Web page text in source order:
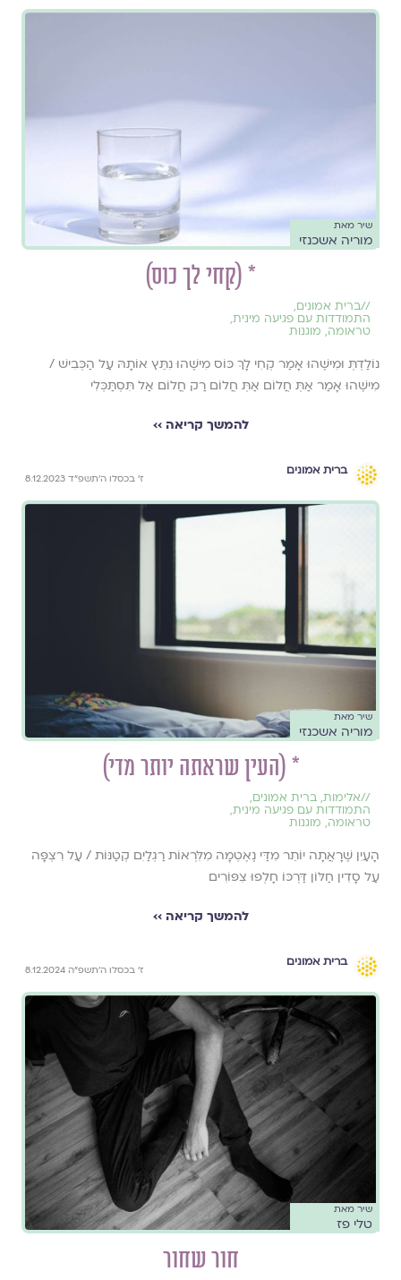
שיר מאת
מוריה אשכנזי
* (קחי לך כוס)
//ברית אמונים,
התמודדות עם פגיעה מינית,
טראומה, מוגנות
נוֹלַדְתְּ וּמִישֶׁהוּ אָמַר קְחִי לָךְ כּוֹס מִישֶׁהוּ נִתֵּץ אוֹתָהּ עַל הַכְּבִישׁ /
מִישֶׁהוּ אָמַר אַתְּ חֲלוֹם אַתְּ חֲלוֹם רַק חֲלוֹם אַל תִּסְתַּכְּלִי
להמשך קריאה ››
ברית אמונים
ז׳ בכסלו ה׳תשפ״ד 8.12.2023
שיר מאת
מוריה אשכנזי
* (העין שראתה יותר מדי)
//אלימות, ברית אמונים,
התמודדות עם פגיעה מינית,
טראומה, מוגנות
הָעַיִן שֶׁרָאֲתָה יוֹתֵר מִדַּי נֶאֶטְמָה מִלִּרְאוֹת רַגְלַיִם קְטַנּוֹת / עַל רִצְפָּה
עַל סָדִין חַלּוֹן דַּרְכּוֹ חָלְפוּ צִפּוֹרִים
להמשך קריאה ››
ברית אמונים
ז׳ בכסלו ה׳תשפ״ה 8.12.2024
שיר מאת
טלי פז
חור שחור